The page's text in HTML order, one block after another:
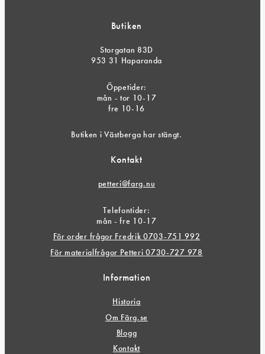
Butiken
Storgatan 83D
953 31 Haparanda
Öppetider:
mån - tor 10-17
fre 10-16
Butiken i Västberga har stängt.
Kontakt
petteri@farg.nu
Telefontider:
mån - fre 10-17
För order frågor Fredrik 0703-751 992
För materialfrågor Petteri 0730-727 978
Information
Historia
Om Färg.se
Blogg
Kontakt